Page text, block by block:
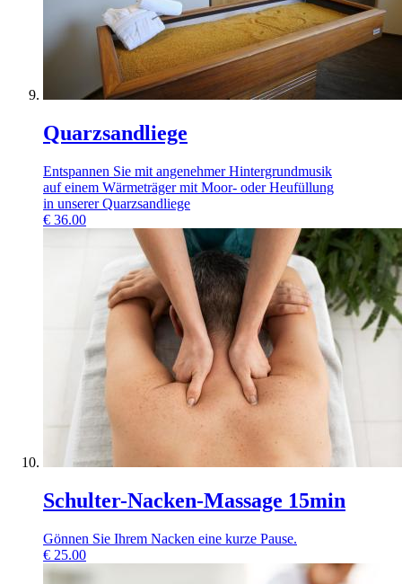
Quarzsandliege
Entspannen Sie mit angenehmer Hintergrundmusik
auf einem Wärmeträger mit Moor- oder Heufüllung
in unserer Quarzsandliege
€ 36.00
Schulter-Nacken-Massage 15min
Gönnen Sie Ihrem Nacken eine kurze Pause.
€ 25.00